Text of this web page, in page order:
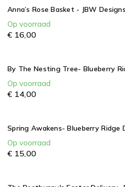
Anna’s Rose Basket - JBW Designs
Op voorraad
€ 16,00
By The Nesting Tree- Blueberry
Op voorraad
€ 14,00
Spring Awakens- Blueberry Ridge
Op voorraad
€ 15,00